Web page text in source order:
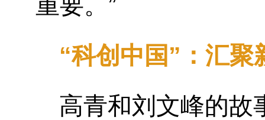
“科创中国 ” ：汇
高青和刘文峰的故